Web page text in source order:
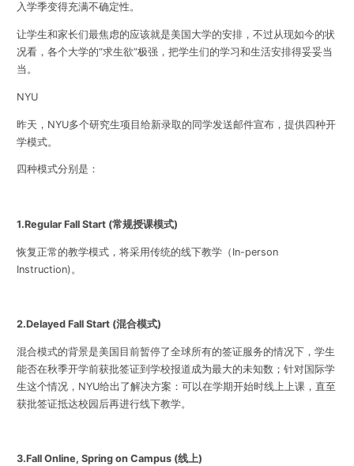
入学季变得充满不确定性。
让学生和家长们最焦虑的应该就是美国大学的安排，不过从现如今的状
况看，各个大学的“求生欲”极强，把学生们的学习和生活安排得妥妥当
当。
NYU
昨天，NYU多个研究生项目给新录取的同学发送邮件宣布，提供四种开
学模式。
四种模式分别是：
1.Regular Fall Start (常规授课模式)
恢复正常的教学模式，将采用传统的线下教学（In-person
Instruction)。
2.Delayed Fall Start (混合模式)
混合模式的背景是美国目前暂停了全球所有的签证服务的情况下，学生
能否在秋季开学前获批签证到学校报道成为最大的未知数；针对国际学
生这个情况，NYU给出了解决方案：可以在学期开始时线上上课，直至
获批签证抵达校园后再进行线下教学。
3.Fall Online, Spring on Campus (线上)